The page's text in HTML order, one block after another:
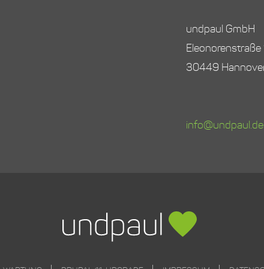
undpaul GmbH
Eleonorenstraße
30449
info@undpaul.de